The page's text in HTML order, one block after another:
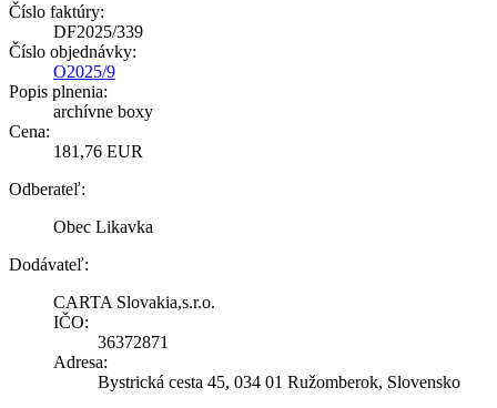
Číslo faktúry:
DF2025/339
Číslo objednávky:
O2025/9
Popis plnenia:
archívne boxy
Cena:
181,76 EUR
Odberateľ:
Obec Likavka
Dodávateľ:
CARTA Slovakia,s.r.o.
IČO:
36372871
Adresa:
Bystrická cesta 45, 034 01 Ružomberok, Slovensko